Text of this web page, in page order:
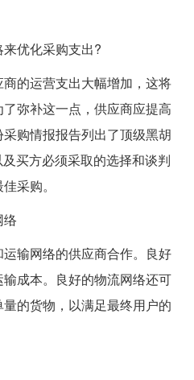
优化采购支出?
的运营支出大幅增加，这将
弥补这一点，供应商应提高
购情报报告列出了顶级黑胡
买方必须采取的选择和谈判
采购。
络
输网络的供应商合作。良好
成本。良好的物流网络还可
的货物，以满足最终用户的